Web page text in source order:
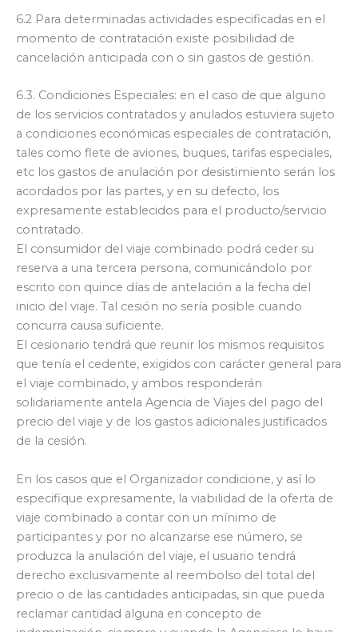
6.2 Para determinadas actividades especificadas en el
momento de contratación existe posibilidad de
cancelación anticipada con o sin gastos de gestión.
6.3. Condiciones Especiales: en el caso de que alguno
de los servicios contratados y anulados estuviera sujeto
a condiciones económicas especiales de contratación,
tales como flete de aviones, buques, tarifas especiales,
etc los gastos de anulación por desistimiento serán los
acordados por las partes, y en su defecto, los
expresamente establecidos para el producto/servicio
contratado.
El consumidor del viaje combinado podrá ceder su
reserva a una tercera persona, comunicándolo por
escrito con quince días de antelación a la fecha del
inicio del viaje. Tal cesión no sería posible cuando
concurra causa suficiente.
El cesionario tendrá que reunir los mismos requisitos
que tenía el cedente, exigidos con carácter general para
el viaje combinado, y ambos responderán
solidariamente antela Agencia de Viajes del pago del
precio del viaje y de los gastos adicionales justificados
de la cesión.
En los casos que el Organizador condicione, y así lo
especifique expresamente, la viabilidad de la oferta de
viaje combinado a contar con un mínimo de
participantes y por no alcanzarse ese número, se
produzca la anulación del viaje, el usuario tendrá
derecho exclusivamente al reembolso del total del
precio o de las cantidades anticipadas, sin que pueda
reclamar cantidad alguna en concepto de